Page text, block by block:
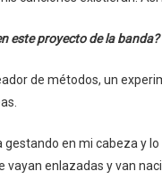
este proyecto de la banda?
de métodos, un
gestando en mi cabeza y
enlazadas y van